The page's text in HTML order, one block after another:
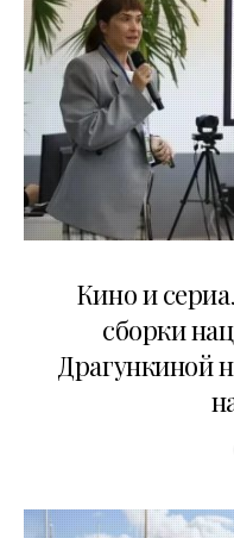
Кино и
сборки
Драгункиной